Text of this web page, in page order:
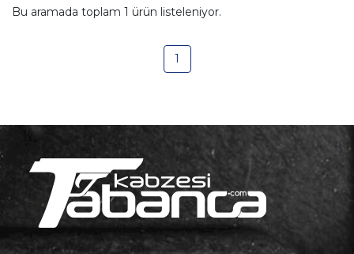
Bu aramada toplam 1 ürün listeleniyor.
1